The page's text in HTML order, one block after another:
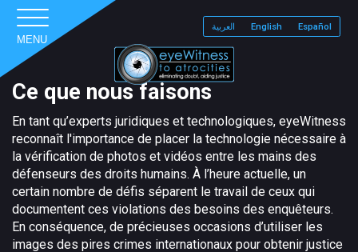
MENU
العربية English Español
Ce que nous faisons
En tant qu’experts juridiques et technologiques, eyeWitness
reconnaît l'importance de placer la technologie nécessaire à
la vérification de photos et vidéos entre les mains des
défenseurs des droits humains. À l’heure actuelle, un
certain nombre de défis séparent le travail de ceux qui
documentent ces violations des besoins des enquêteurs.
En conséquence, de précieuses occasions d’utiliser les
images des pires crimes internationaux pour obtenir justice